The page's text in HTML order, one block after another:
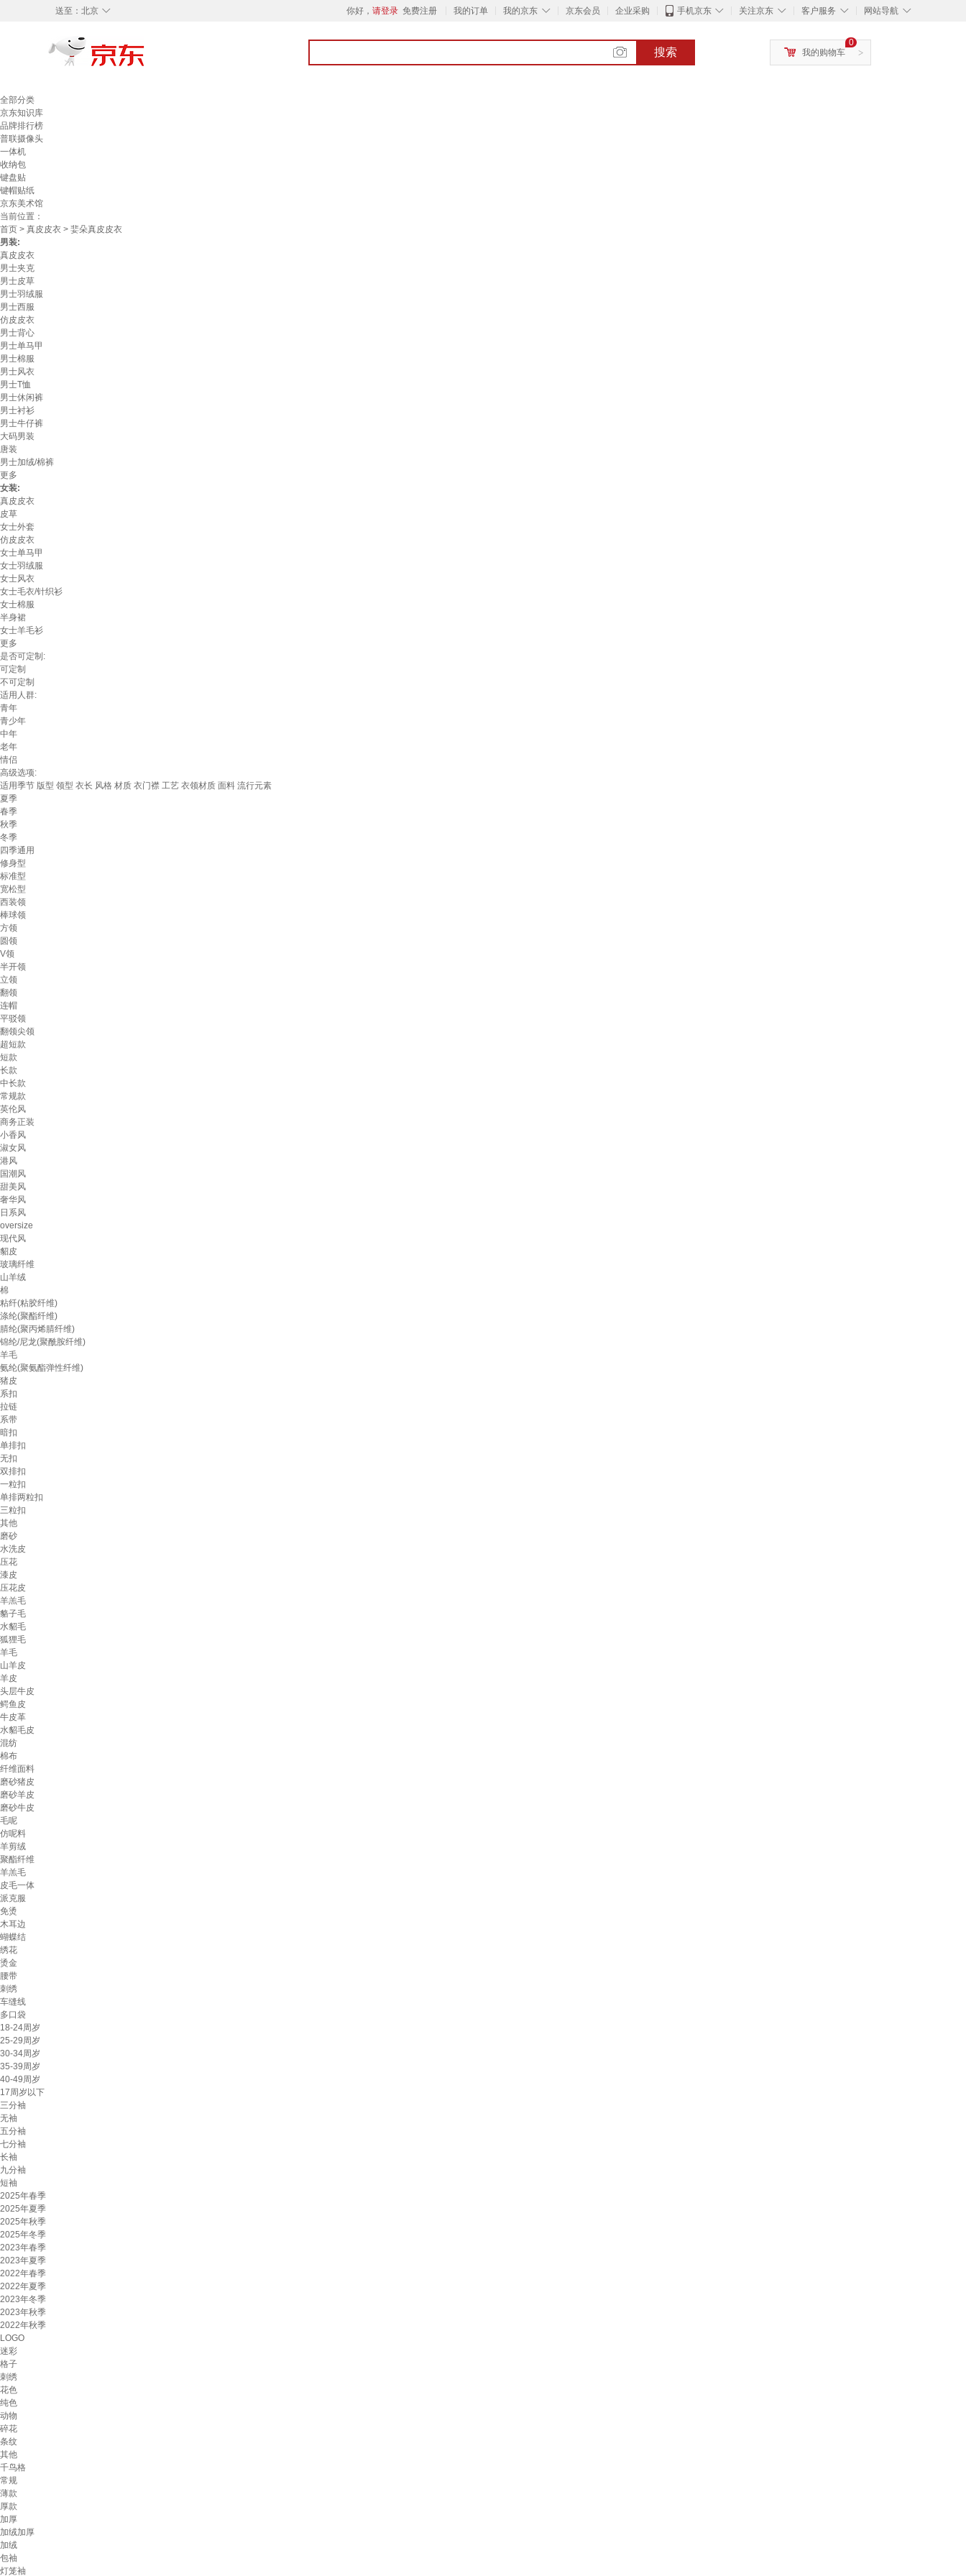
◇
送至： 北京 你好， 请登录 免费注册 我的订单 ◇
我的京东 京东会员 企业采购 ◇
手机京东 ◇
关注京东 ◇
客户服务 ◇
网站导航
搜索 >
0
我的购物车
全部分类
京东知识库
品牌排行榜
普联摄像头
一体机
收纳包
键盘贴
键帽贴纸
京东美术馆
当前位置：
首页 > 真皮皮衣 > 婓朵真皮皮衣
男装:
真皮皮衣
男士夹克
男士皮草
男士羽绒服
男士西服
仿皮皮衣
男士背心
男士单马甲
男士棉服
男士风衣
男士T恤
男士休闲裤
男士衬衫
男士牛仔裤
大码男装
唐装
男士加绒/棉裤
更多
女装:
真皮皮衣
皮草
女士外套
仿皮皮衣
女士单马甲
女士羽绒服
女士风衣
女士毛衣/针织衫
女士棉服
半身裙
女士羊毛衫
更多
是否可定制:
可定制
不可定制
适用人群:
青年
青少年
中年
老年
情侣
高级选项:
适用季节 版型 领型 衣长 风格 材质 衣门襟 工艺 衣领材质 面料 流行元素
夏季
春季
秋季
冬季
四季通用
修身型
标准型
宽松型
西装领
棒球领
方领
圆领
V领
半开领
立领
翻领
连帽
平驳领
翻领尖领
超短款
短款
长款
中长款
常规款
英伦风
商务正装
小香风
淑女风
港风
国潮风
甜美风
奢华风
日系风
oversize
现代风
貂皮
玻璃纤维
山羊绒
棉
粘纤(粘胶纤维)
涤纶(聚酯纤维)
腈纶(聚丙烯腈纤维)
锦纶/尼龙(聚酰胺纤维)
羊毛
氨纶(聚氨酯弹性纤维)
猪皮
系扣
拉链
系带
暗扣
单排扣
无扣
双排扣
一粒扣
单排两粒扣
三粒扣
其他
磨砂
水洗皮
压花
漆皮
压花皮
羊羔毛
貉子毛
水貂毛
狐狸毛
羊毛
山羊皮
羊皮
头层牛皮
鳄鱼皮
牛皮革
水貂毛皮
混纺
棉布
纤维面料
磨砂猪皮
磨砂羊皮
磨砂牛皮
毛呢
仿呢料
羊剪绒
聚酯纤维
羊羔毛
皮毛一体
派克服
免烫
木耳边
蝴蝶结
绣花
烫金
腰带
刺绣
车缝线
多口袋
18-24周岁
25-29周岁
30-34周岁
35-39周岁
40-49周岁
17周岁以下
三分袖
无袖
五分袖
七分袖
长袖
九分袖
短袖
2025年春季
2025年夏季
2025年秋季
2025年冬季
2023年春季
2023年夏季
2022年春季
2022年夏季
2023年冬季
2023年秋季
2022年秋季
LOGO
迷彩
格子
刺绣
花色
纯色
动物
碎花
条纹
其他
千鸟格
常规
薄款
厚款
加厚
加绒加厚
加绒
包袖
灯笼袖